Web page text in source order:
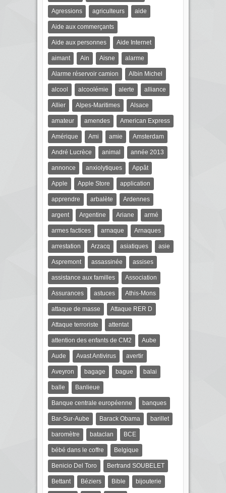
Agressions agriculteurs aide
Aide aux commerçants
Aide aux personnes Aide Internet
aimant Ain Aisne alarme
Alarme réservoir camion Albin Michel
alcool alcoolémie alerte alliance
Allier Alpes-Maritimes Alsace
amateur amendes American Express
Amérique Ami amie Amsterdam
André Lucrèce animal année 2013
annonce anxiolytiques Appât
Apple Apple Store application
apprendre arbalète Ardennes
argent Argentine Ariane armé
armes factices arnaque Arnaques
arrestation Arzacq asiatiques asie
Aspremont assassinée assises
assistance aux familles Association
Assurances astuces Athis-Mons
attaque de masse Attaque RER D
Attaque terroriste attentat
attention des enfants de CM2 Aube
Aude Avast Antivirus avertir
Aveyron bagage bague balai
balle Banlieue
Banque centrale européenne banques
Bar-Sur-Aube Barack Obama barillet
baromètre bataclan BCE
bébé dans le coffre Belgique
Benicio Del Toro Bertrand SOUBELET
Bettant Béziers Bible bijouterie